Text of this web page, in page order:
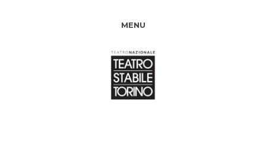
MENU